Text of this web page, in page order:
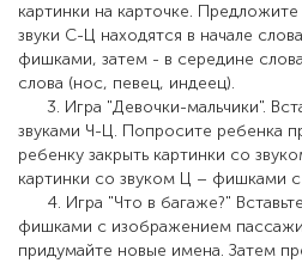
картинки на карточке.
звуки С-Ц находятся в начале
фишками, затем - в середине
слова (нос, певец, индеец).
3. Игра "Девочки-мальчики".
звуками Ч-Ц. Попросите ребенка
ребенку закрыть картинки со
картинки со звуком Ц – фишками
4. Игра "Что в багаже?"
фишками с изображением
придумайте новые имена. Затем